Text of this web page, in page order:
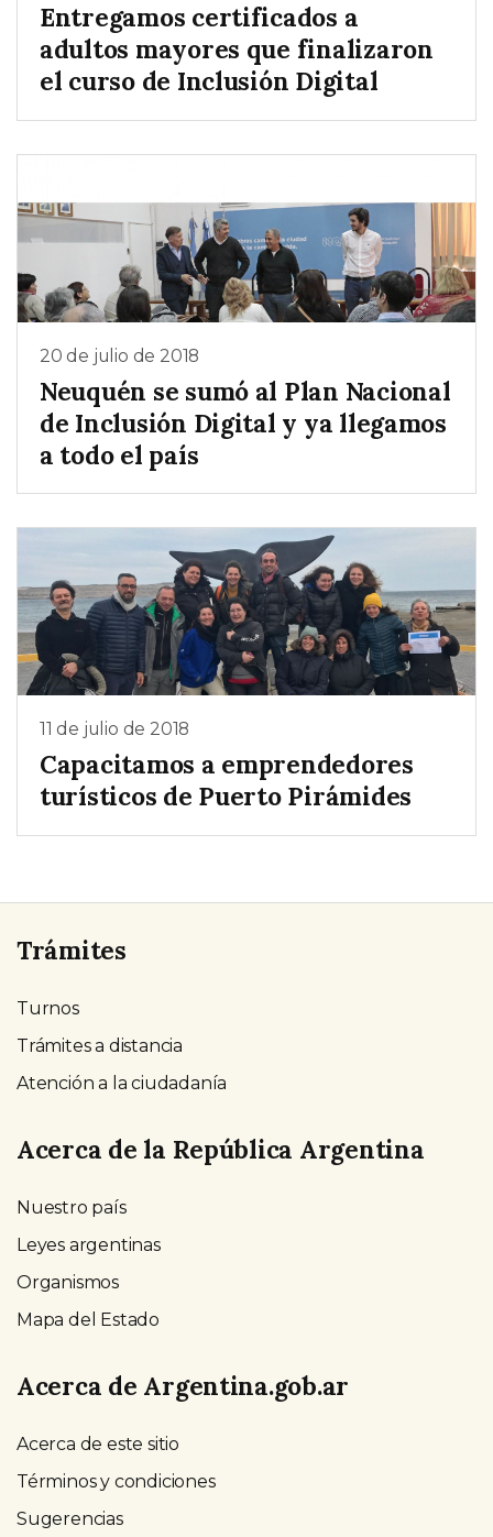
Entregamos certificados a
adultos mayores que finalizaron
el curso de Inclusión Digital
20 de julio de 2018
Neuquén se sumó al Plan Nacional
de Inclusión Digital y ya llegamos
a todo el país
11 de julio de 2018
Capacitamos a emprendedores
turísticos de Puerto Pirámides
Trámites
Turnos
Trámites a distancia
Atención a la ciudadanía
Acerca de la República Argentina
Nuestro país
Leyes argentinas
Organismos
Mapa del Estado
Acerca de Argentina.gob.ar
Acerca de este sitio
Términos y condiciones
Sugerencias